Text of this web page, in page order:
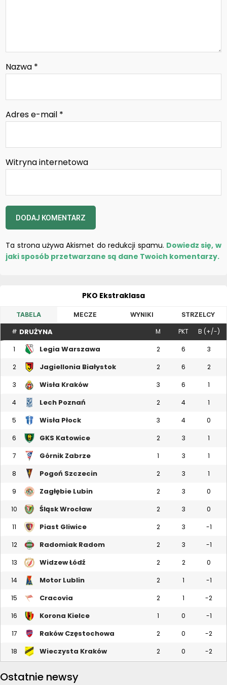
Nazwa *
Adres e-mail *
Witryna internetowa
Ta strona używa Akismet do redukcji spamu. Dowiedz się, w
jaki sposób przetwarzane są dane Twoich komentarzy.
PKO Ekstraklasa
TABELA MECZE WYNIKI STRZELCY
# DRUŻYNA M PKT B (+/-)
1 Legia Warszawa 2 6 3
2 Jagiellonia Białystok 2 6 2
3 Wisła Kraków 3 6 1
4 Lech Poznań 2 4 1
5 Wisła Płock 3 4 0
6 GKS Katowice 2 3 1
7 Górnik Zabrze 1 3 1
8 Pogoń Szczecin 2 3 1
9 Zagłębie Lubin 2 3 0
10 Śląsk Wrocław 2 3 0
11 Piast Gliwice 2 3 -1
12 Radomiak Radom 2 3 -1
13 Widzew Łódź 2 2 0
14 Motor Lublin 2 1 -1
15 Cracovia 2 1 -2
16 Korona Kielce 1 0 -1
17 Raków Częstochowa 2 0 -2
18 Wieczysta Kraków 2 0 -2
Ostatnie newsy